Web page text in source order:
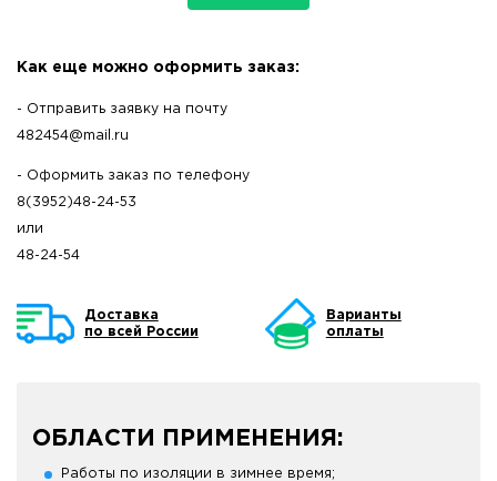
Как еще можно оформить заказ:
- Отправить заявку на почту
482454@mail.ru
- Оформить заказ по телефону
8(3952)48-24-53
или
48-24-54
Доставка
по всей России
Варианты
оплаты
ОБЛАСТИ ПРИМЕНЕНИЯ:
Работы по изоляции в зимнее время;